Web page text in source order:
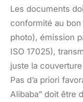
Les documents
conformité au
photo), émission
ISO 17025),
juste la
Pas d’a priori
Alibaba” doit être